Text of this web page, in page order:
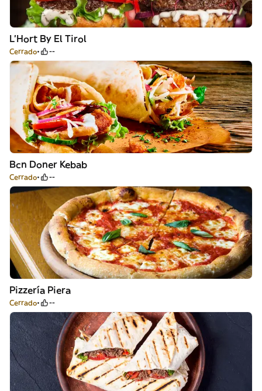
L'Hort By El Tirol
Cerrado --
Bcn Doner Kebab
Cerrado --
Pizzería Piera
Cerrado --